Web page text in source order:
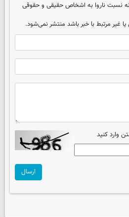
نسبت ناروا به اشخاص حقیقی و حقوقی
یا غیر مرتبط با خبر باشد منتشر نمی‌شود.
وارد کنید
ارسال